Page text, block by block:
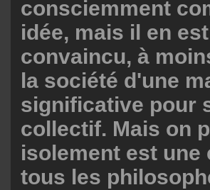
consciemment
idée, mais il en
convaincu, à
la société d'une
significative pour
collectif. Mais on
isolement est
tous les